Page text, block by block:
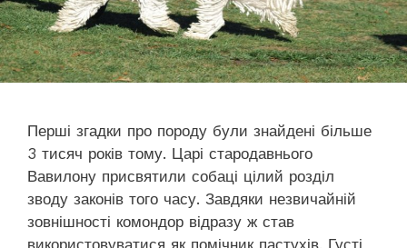
Перші згадки про породу були знайдені більше
3 тисяч років тому. Царі стародавнього
Вавилону присвятили собаці цілий розділ
зводу законів того часу. Завдяки незвичайній
зовнішності комондор відразу ж став